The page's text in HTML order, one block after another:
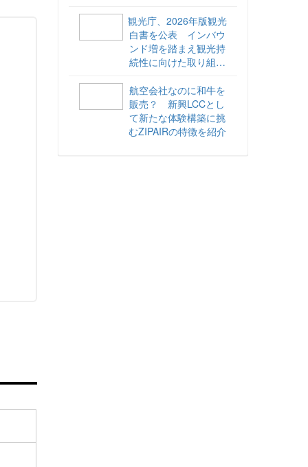
観光庁、2026年版観光
白書を公表 インバウ
ンド増を踏まえ観光持
続性に向けた取り組み
航空会社なのに和牛を
販売？ 新興LCCとし
て新たな体験構築に挑
むZIPAIRの特徴を紹介